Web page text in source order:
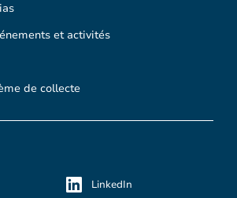
et activités
de collecte
LinkedIn